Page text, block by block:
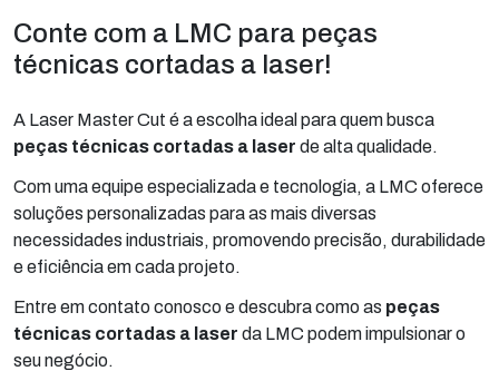
Conte com a LMC para peças
técnicas cortadas a laser!
A Laser Master Cut é a escolha ideal para quem busca
peças técnicas cortadas a laser de alta qualidade.
Com uma equipe especializada e tecnologia, a LMC oferece
soluções personalizadas para as mais diversas
necessidades industriais, promovendo precisão, durabilidade
e eficiência em cada projeto.
Entre em contato conosco e descubra como as peças
técnicas cortadas a laser da LMC podem impulsionar o
seu negócio.